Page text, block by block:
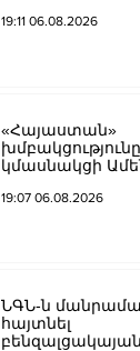
խլnղներին էր
19:11 06.08.2026
«Հայաստան»
խմբակցությունը
կմասնակցի
19:07 06.08.2026
ՆԳՆ-ն
հայտնել